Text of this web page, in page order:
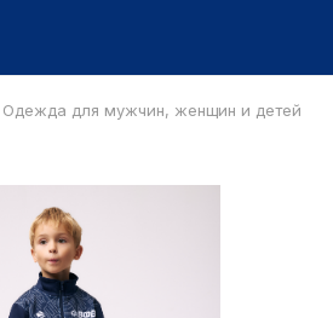
Одежда для мужчин, женщин и детей